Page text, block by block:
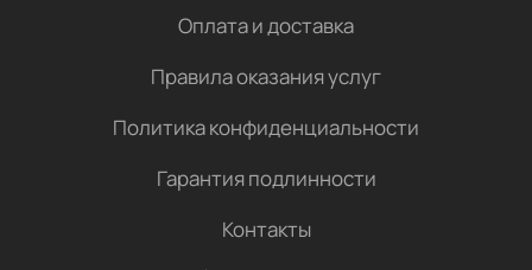
Оплата и доставка
Правила оказания услуг
Политика конфиденциальности
Гарантия подлинности
Контакты